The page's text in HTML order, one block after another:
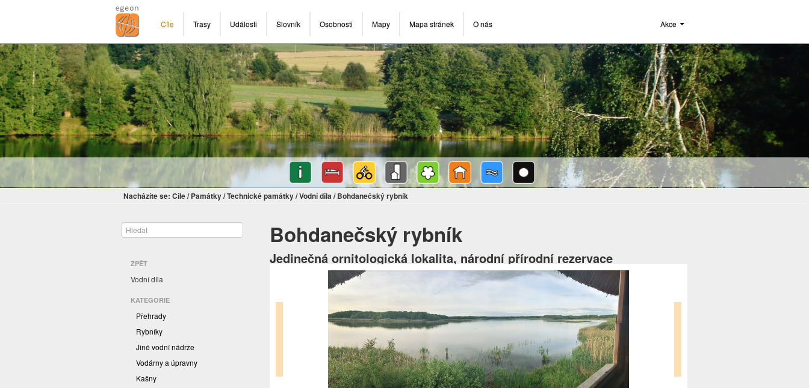
Cíle Trasy Události Slovník Osobnosti Mapy Mapa stránek O nás Akce
Nacházíte se: Cíle/ Památky/Technické památky/Vodní díla/ Bohdanečský rybník
ZPĚT
Vodní díla
KATEGORIE
Přehrady
Rybníky
Jiné vodní nádrže
Vodárny a úpravny
Kašny
Bohdanečský rybník
Jedinečná ornitologická lokalita, národní přírodní rezervace